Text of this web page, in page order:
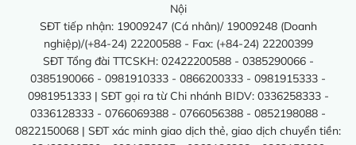
Nội
SĐT tiếp nhận: 19009247 (Cá nhân)/ 19009248 (Doanh
nghiệp)/(+84-24) 22200588 - Fax: (+84-24) 22200399
SĐT Tổng đài TTCSKH: 02422200588 - 0385290066 -
0385190066 - 0981910333 - 0866200333 - 0981915333 -
0981951333 | SĐT gọi ra từ Chi nhánh BIDV: 0336258333 -
0336128333 - 0766069388 - 0766056388 - 0852198088 -
0822150068 | SĐT xác minh giao dịch thẻ, giao dịch chuyển tiền: